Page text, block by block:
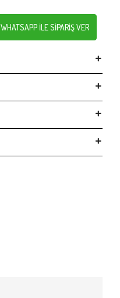
WHATSAPP İLE SİPARİŞ VER